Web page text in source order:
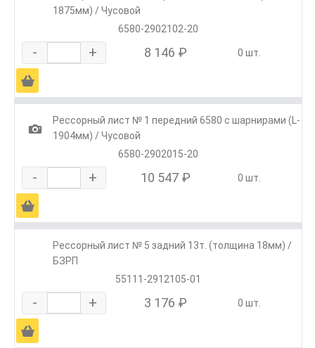
1875мм) / Чусовой
6580-2902102-20
- + 8 146 ₽ 0 шт.
Ä
1
Рессорный лист № 1 передний 6580 с шарнирами (L-
1904мм) / Чусовой
6580-2902015-20
- + 10 547 ₽ 0 шт.
Ä
Рессорный лист № 5 задний 13т. (толщина 18мм) /
БЗРП
55111-2912105-01
- + 3 176 ₽ 0 шт.
Ä